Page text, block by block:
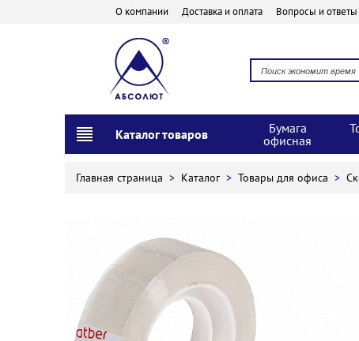
О компании Доставка и оплата Вопросы и ответы
Каталог товаров
Бумага
офисная
Главная страница > Каталог > Товары для офиса >